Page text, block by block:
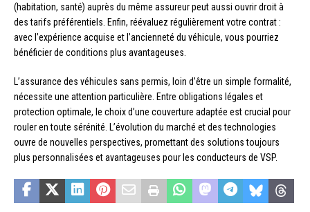
(habitation, santé) auprès du même assureur peut aussi ouvrir droit à
des tarifs préférentiels. Enfin, réévaluez régulièrement votre contrat :
avec l’expérience acquise et l’ancienneté du véhicule, vous pourriez
bénéficier de conditions plus avantageuses.
L’assurance des véhicules sans permis, loin d’être un simple formalité,
nécessite une attention particulière. Entre obligations légales et
protection optimale, le choix d’une couverture adaptée est crucial pour
rouler en toute sérénité. L’évolution du marché et des technologies
ouvre de nouvelles perspectives, promettant des solutions toujours
plus personnalisées et avantageuses pour les conducteurs de VSP.